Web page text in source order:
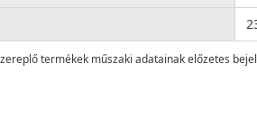
termékek műszaki adatainak előzetes